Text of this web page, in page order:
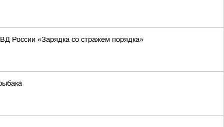
России «Зарядка со стражем порядка»